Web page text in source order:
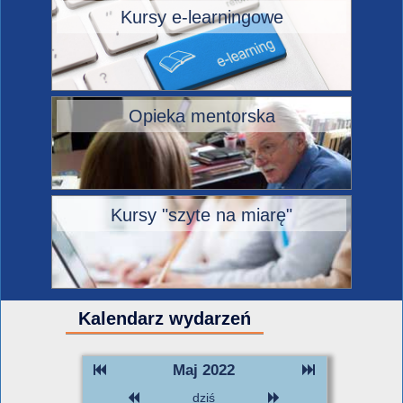
Kursy e-learningowe
Opieka mentorska
Kursy "szyte na miarę"
Kalendarz wydarzeń
Maj 2022
dziś